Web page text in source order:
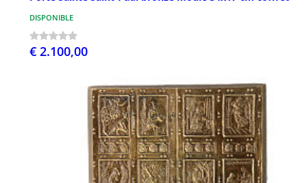
DISPONIBLE
€ 2.100,00